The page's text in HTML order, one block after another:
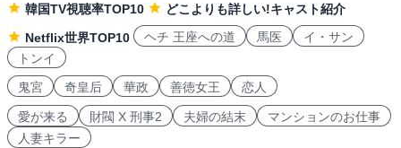
韓国TV視聴率TOP10
どこよりも詳しい!キャスト紹介
Netflix世界TOP10
ヘチ 王座への道 馬医
イ・サン
トンイ
鬼宮
奇皇后 華政 善徳女王 恋人
愛が来る 財閥 X 刑事2 夫婦の結末
マンションのお仕事
人妻キラー